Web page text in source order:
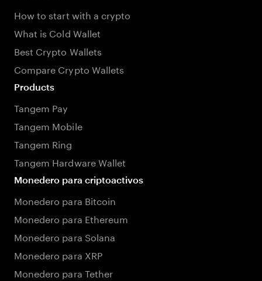
How to start with a crypto
What is Cold Wallet
Best Crypto Wallets
Compare Crypto Wallets
Products
Tangem Pay
Tangem Mobile
Tangem Ring
Tangem Hardware Wallet
Monedero para criptoactivos
Monedero para Bitcoin
Monedero para Ethereum
Monedero para Solana
Monedero para XRP
Monedero para Tether